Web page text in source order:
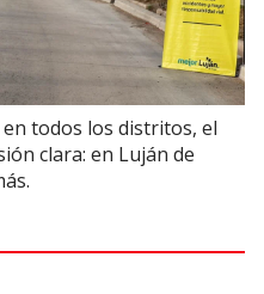
todos los distritos, el
clara: en Luján de